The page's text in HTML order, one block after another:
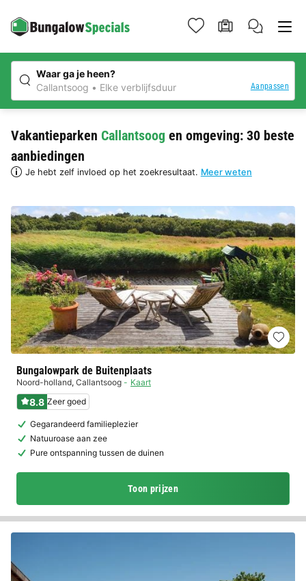
Waar ga je heen?
Callantsoog
Elke verblijfsduur Aanpassen
Vakantieparken Callantsoog en omgeving: 30 beste
aanbiedingen
Je hebt zelf invloed op het zoekresultaat. Meer weten
Bungalowpark de Buitenplaats
Noord-holland, Callantsoog Kaart
8.8 Zeer goed
Gegarandeerd familieplezier
Natuuroase aan zee
Pure ontspanning tussen de duinen
Toon prijzen